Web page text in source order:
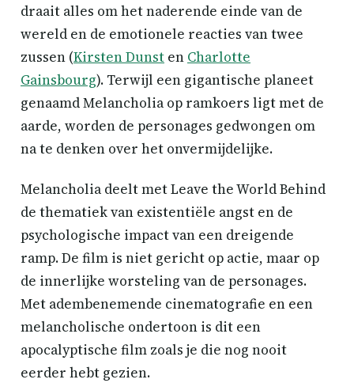
draait alles om het naderende einde van de
wereld en de emotionele reacties van twee
zussen (Kirsten Dunst en Charlotte
Gainsbourg). Terwijl een gigantische planeet
genaamd Melancholia op ramkoers ligt met de
aarde, worden de personages gedwongen om
na te denken over het onvermijdelijke.
Melancholia deelt met Leave the World Behind
de thematiek van existentiële angst en de
psychologische impact van een dreigende
ramp. De film is niet gericht op actie, maar op
de innerlijke worsteling van de personages.
Met adembenemende cinematografie en een
melancholische ondertoon is dit een
apocalyptische film zoals je die nog nooit
eerder hebt gezien.